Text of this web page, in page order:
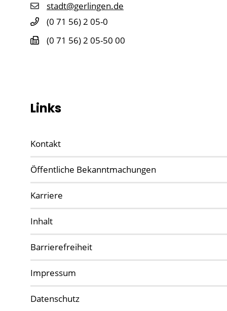
stadt@gerlingen.de
(0 71 56) 2 05-0
(0 71 56) 2 05-50 00
Links
Kontakt
Öffentliche Bekanntmachungen
Karriere
Inhalt
Barrierefreiheit
Impressum
Datenschutz